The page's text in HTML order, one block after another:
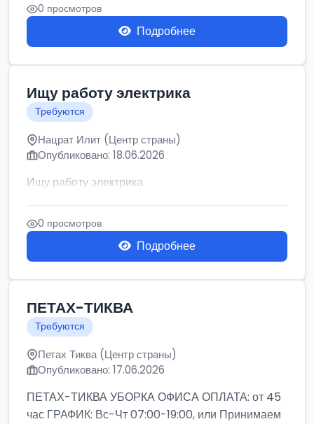
0 просмотров
Подробнее
Ищу работу электрика
Требуются
Нацрат Илит (Центр страны)
Опубликовано: 18.06.2026
Ищу работу электрика
0 просмотров
Подробнее
ПЕТАХ-ТИКВА
Требуются
Петах Тиква (Центр страны)
Опубликовано: 17.06.2026
ПЕТАХ-ТИКВА УБОРКА ОФИСА ОПЛАТА: от 45
час ГРАФИК: Вс-Чт 07:00-19:00, или Принимаем